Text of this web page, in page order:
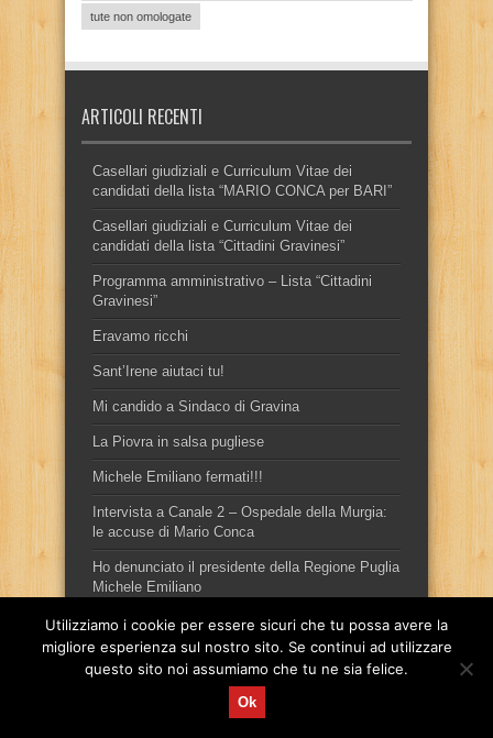
tute non omologate
ARTICOLI RECENTI
Casellari giudiziali e Curriculum Vitae dei
candidati della lista “MARIO CONCA per BARI”
Casellari giudiziali e Curriculum Vitae dei
candidati della lista “Cittadini Gravinesi”
Programma amministrativo – Lista “Cittadini
Gravinesi”
Eravamo ricchi
Sant’Irene aiutaci tu!
Mi candido a Sindaco di Gravina
La Piovra in salsa pugliese
Michele Emiliano fermati!!!
Intervista a Canale 2 – Ospedale della Murgia:
le accuse di Mario Conca
Ho denunciato il presidente della Regione Puglia
Michele Emiliano
Sito ufficiale del candidato sindaco, per la città di Gravina in
Utilizziamo i cookie per essere sicuri che tu possa avere la
migliore esperienza sul nostro sito. Se continui ad utilizzare
questo sito noi assumiamo che tu ne sia felice.
Ok